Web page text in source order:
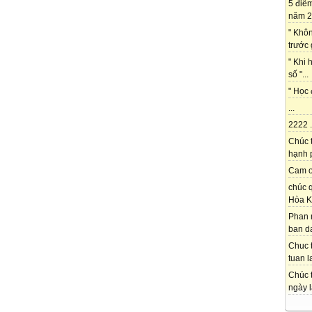
5
năm
"
trước
" Khi
số "...
" Học
2222
Chúc
hạnh
Cam
chúc
Hòa
Phan
ban
Chuc
tuan
Chúc
ngày